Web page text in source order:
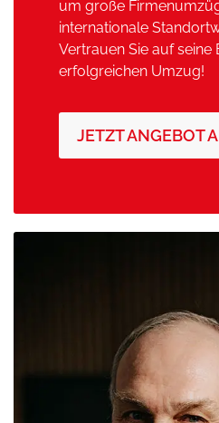
um große
internationale
Vertrauen Sie auf seine
erfolgreichen Umzug!
JETZT ANGEBOT